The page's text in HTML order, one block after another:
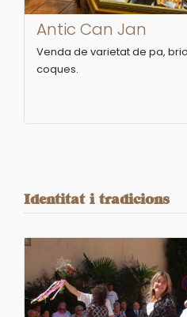
Antic Can Jan
Venda de varietat de pa,
coques.
Identitat i tradicions